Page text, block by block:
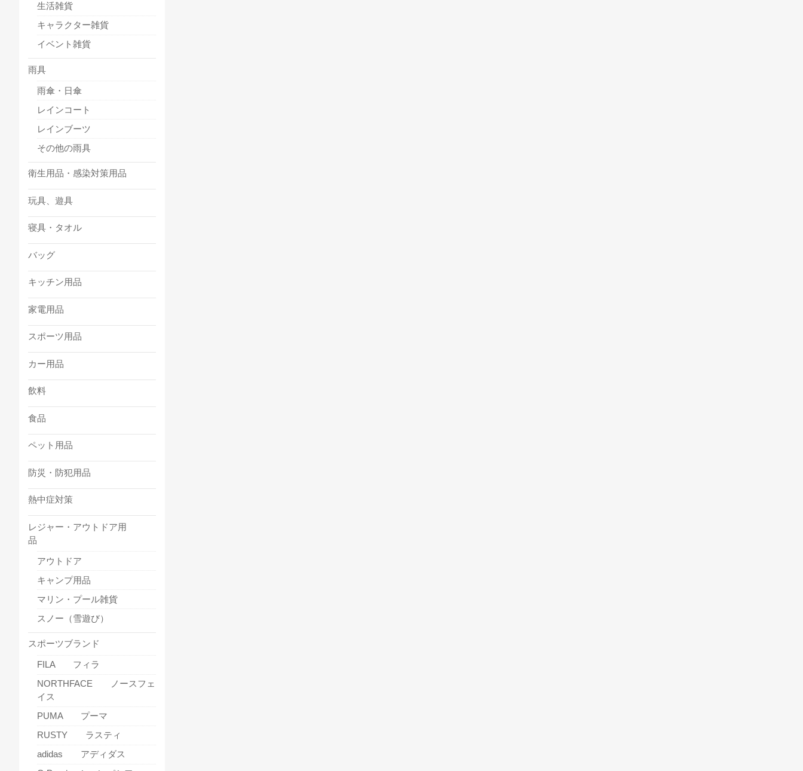
生活雑貨
キャラクター雑貨
イベント雑貨
雨具
雨傘・日傘
レインコート
レインブーツ
その他の雨具
衛生用品・感染対策用品
玩具、遊具
寝具・タオル
バッグ
キッチン用品
家電用品
スポーツ用品
カー用品
飲料
食品
ペット用品
防災・防犯用品
熱中症対策
レジャー・アウトドア用
品
アウトドア
キャンプ用品
マリン・プール雑貨
スノー（雪遊び）
スポーツブランド
FILA フィラ
NORTHFACE ノースフェ
イス
PUMA プーマ
RUSTY ラスティ
adidas アディダス